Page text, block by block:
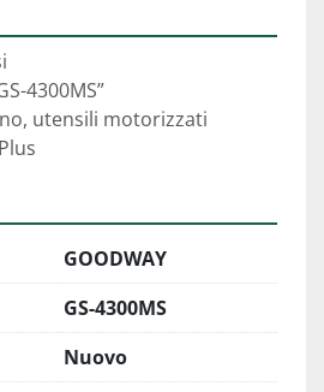
4300MS”
utensili motorizzati
GOODWAY
GS-4300MS
Nuovo